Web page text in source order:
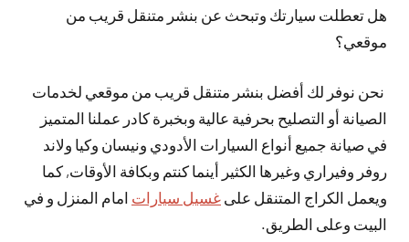
هل تعطلت سيارتك وتبحث عن بنشر متنقل قريب من
موقعي؟
نحن نوفر لك أفضل بنشر متنقل قريب من موقعي لخدمات
الصيانة أو التصليح بحرفية عالية وبخبرة كادر عملنا المتميز
في صيانة جميع أنواع السيارات الأدودي ونيسان وكيا ولاند
روفر وفيراري وغيرها الكثير أينما كنتم وبكافة الأوقات, كما
ويعمل الكراج المتنقل على غسيل سيارات امام المنزل و في
البيت وعلى الطريق.